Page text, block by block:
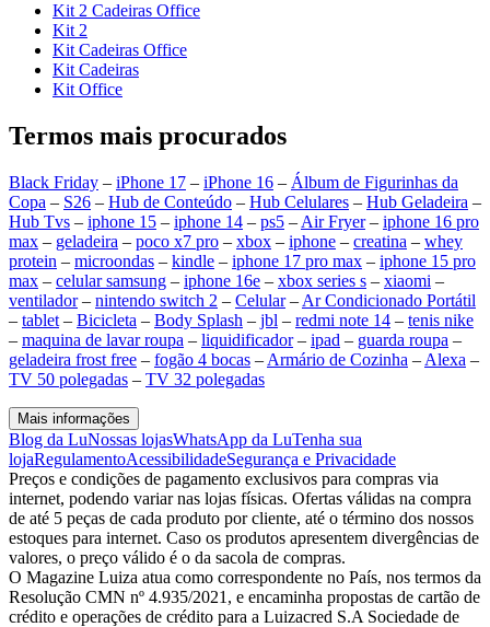
Kit 2 Cadeiras Office
Kit 2
Kit Cadeiras Office
Kit Cadeiras
Kit Office
Termos mais procurados
Black Friday – iPhone 17 – iPhone 16 – Álbum de Figurinhas da
Copa – S26 – Hub de Conteúdo – Hub Celulares – Hub Geladeira –
Hub Tvs – iphone 15 – iphone 14 – ps5 – Air Fryer– iphone 16 pro
max – geladeira – poco x7 pro – xbox – iphone – creatina – whey
protein – microondas – kindle – iphone 17 pro max – iphone 15 pro
max – celular samsung – iphone 16e – xbox series s – xiaomi –
ventilador– nintendo switch 2 – Celular– Ar Condicionado Portátil
– tablet – Bicicleta – Body Splash – jbl – redmi note 14 – tenis nike
– maquina de lavar roupa – liquidificador– ipad – guarda roupa –
geladeira frost free – fogão 4 bocas – Armário de Cozinha – Alexa –
TV 50 polegadas – TV 32 polegadas
Mais informações
Blog da LuNossas lojasWhatsApp da LuTenha sua
lojaRegulamentoAcessibilidadeSegurança e Privacidade
Preços e condições de pagamento exclusivos para compras via
internet, podendo variar nas lojas físicas. Ofertas válidas na compra
de até 5 peças de cada produto por cliente, até o término dos nossos
estoques para internet. Caso os produtos apresentem divergências de
valores, o preço válido é o da sacola de compras.
O Magazine Luiza atua como correspondente no País, nos termos da
Resolução CMN nº 4.935/2021, e encaminha propostas de cartão de
crédito e operações de crédito para a Luizacred S.A Sociedade de